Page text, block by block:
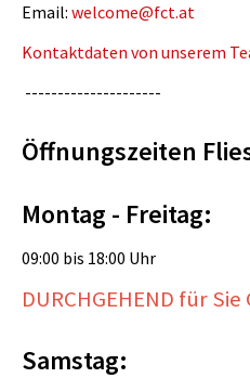
Email: welcome@fct.at
Kontaktdaten von unserem
---------------------
Öffnungszeiten
Montag - Freitag:
09:00 bis 18:00 Uhr
DURCHGEHEND für Sie
Samstag: